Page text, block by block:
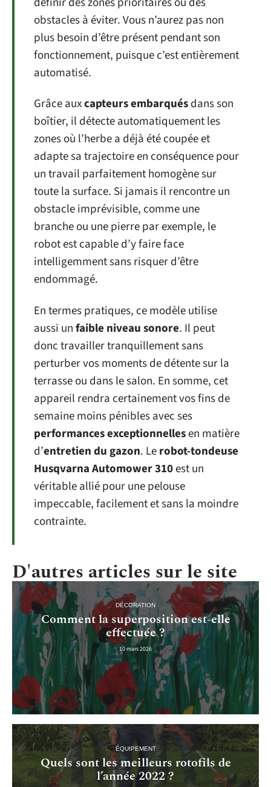
obstacles à éviter. Vous n’aurez pas non
plus besoin d’être présent pendant son
fonctionnement, puisque c’est entièrement
automatisé.
Grâce auxcapteurs embarquésdans son
boîtier, il détecte automatiquement les
zones où l’herbe a déjà été coupée et
adapte sa trajectoire en conséquence pour
un travail parfaitement homogène sur
toute la surface. Si jamais il rencontre un
obstacle imprévisible, comme une
branche ou une pierre par exemple, le
robot est capable d’y faire face
intelligemment sans risquer d’être
endommagé.
En termes pratiques, ce modèle utilise
aussi unfaible niveau sonore. Il peut
donc travailler tranquillement sans
perturber vos moments de détente sur la
terrasse ou dans le salon. En somme, cet
appareil rendra certainement vos fins de
semaine moins pénibles avec ses
performances exceptionnellesen matière
d’entretien du gazon. Lerobot-tondeuse
Husqvarna Automower 310est un
véritable allié pour une pelouse
impeccable, facilement et sans la moindre
contrainte.
D'autres articles sur le site
DÉCORATION
Comment la superposition est-elle
effectuée ?
10 mars 2026
ÉQUIPEMENT
Quels sont les meilleurs rotofils de
l’année 2022 ?